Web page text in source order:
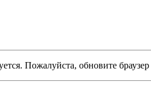
Пожалуйста, обновите